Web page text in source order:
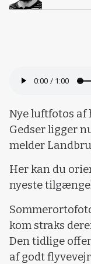
Nye luftfotos af
Gedser ligger
melder
Her kan du
nyeste
kom straks
Den tidlige
af godt